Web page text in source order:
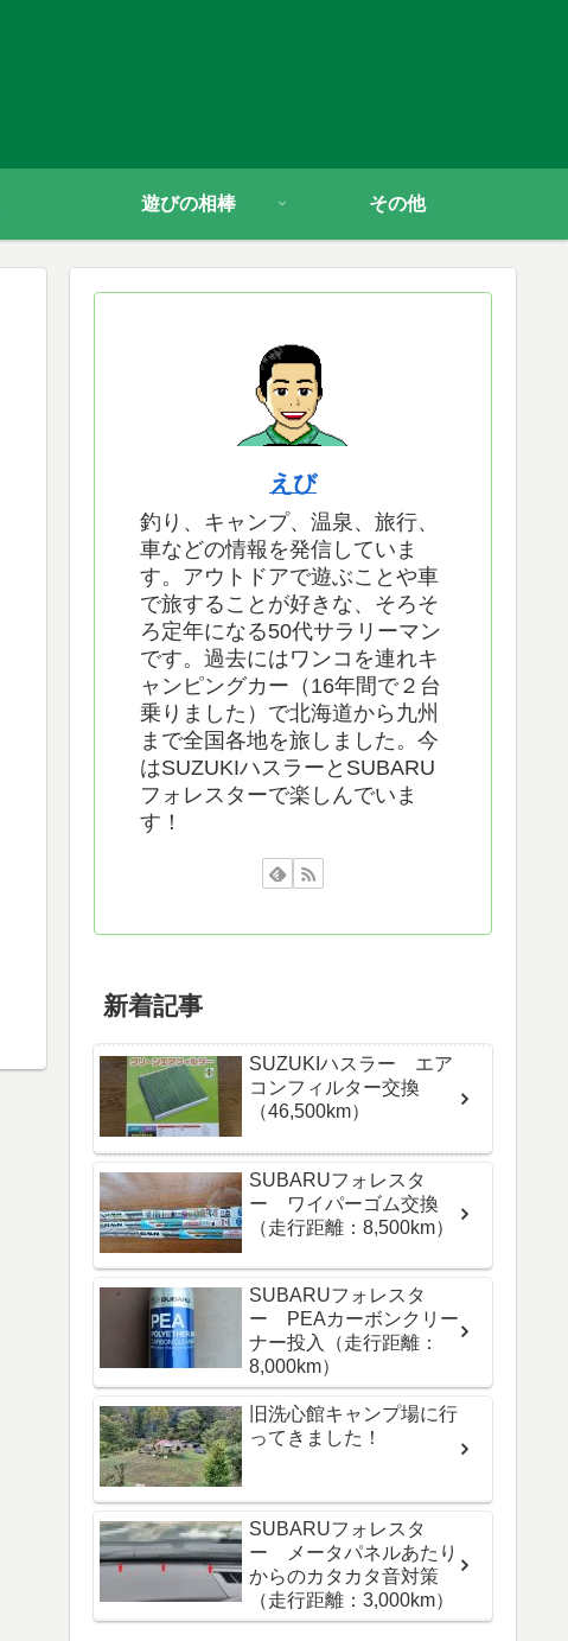
遊びの相棒 その他
えび
釣り、キャンプ、温泉、旅行、
車などの情報を発信していま
す。アウトドアで遊ぶことや車
で旅することが好きな、そろそ
ろ定年になる50代サラリーマン
です。過去にはワンコを連れキ
ャンピングカー（16年間で２台
乗りました）で北海道から九州
まで全国各地を旅しました。今
はSUZUKIハスラーとSUBARU
フォレスターで楽しんでいま
す！
新着記事
SUZUKIハスラー エア
コンフィルター交換
（46,500km）
SUBARUフォレスタ
ー ワイパーゴム交換
（走行距離：8,500km）
SUBARUフォレスタ
ー PEAカーボンクリー
ナー投入（走行距離：
8,000km）
旧洗心館キャンプ場に行
ってきました！
SUBARUフォレスタ
ー メータパネルあたり
からのカタカタ音対策
（走行距離：3,000km）